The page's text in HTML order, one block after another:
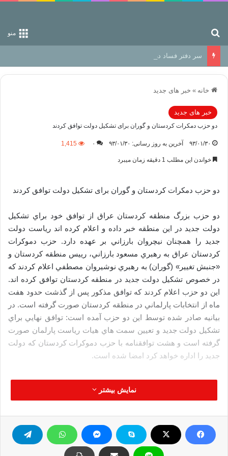
منو
سر دفتر فساد در زمین‌، دوری وکناره‌گیری از راه خداست‌!
خانه » خبر های جدید
خبر های جدید
دو حزب دمکرات کردستان و گوران برای تشکیل دولت توافق کردند
۹۳/۰۱/۳۰ آخرین به روز رسانی: ۹۳/۰۱/۳۰ ۰ 1,415
خواندن این مطلب 1 دقیقه زمان میبرد
دو حزب دمکرات کردستان و گوران برای تشکیل دولت توافق کردند
دو حزب بزرگ منطقه كردستان عراق از توافق خود براي تشكيل
دولت جديد در اين منطقه خبر داده و اعلام كرده اند رياست دولت
جديد را همچنان نيچروان بارزاني بر عهده دارد. حزب دموكرات
كردستان عراق به رهبري مسعود بارزاني، رييس منطقه كردستان و
«جنبش تغيير» (گوران) به رهبري نوشيروان مصطفي اعلام كردند كه
در خصوص تشكيل دولت جديد در منطقه كردستان توافق كرده اند.
اين دو حزب اعلام كردند كه توافق مذكور پس از گذشت حدود هفت
ماه از انتخابات پارلماني در منطقه كردستان صورت گرفته است. در
بيانيه صادر شده توسط اين دو حزب آمده است: توافق نهايي براي
تشكيل دولت جديد و تعيين سمت هاي هيات رياست پارلمان صورت
گرفته است و هشت توافقنامه با حزب دموكرات كردستان كه دولت
جديد را اداره خواهد كرد امضا شده است.
در بيانيه دو حزب دموكرات كردستان و حزب تغيير كه توسط
خبرگزاري باس نيوز كردستان منتشر شد آمده كه اين دو حزب با
تحكيم موسسات منطقه كردستان موافقت كرده اند. همچنين دو
حزب مذكور با احياي نقش پارلمان كردستان در قانون گذاري،
نظارت و پيگيري اقدامات دولت توافق كردند. علاوه بر اين دو حزب
نمایش بیشتر